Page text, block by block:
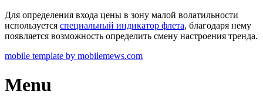
Для определения входа цены в зону малой волатильности
используется специальный индикатор флета, благодаря нему
появляется возможность определить смену настроения тренда.
mobile template by mobilemews.com
Menu